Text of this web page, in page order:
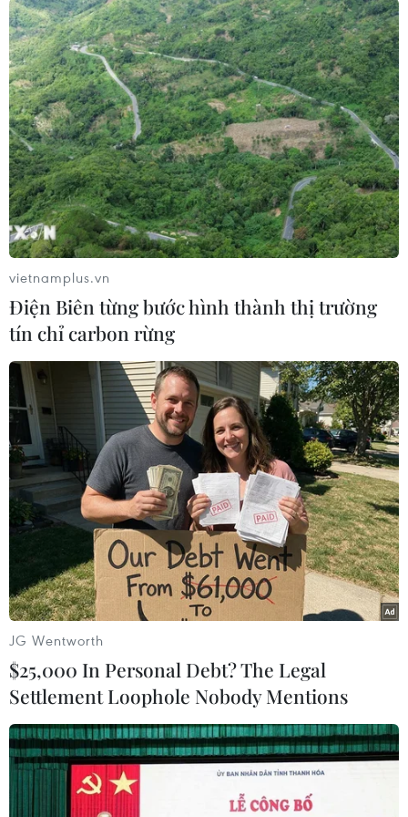
thuộc Kakao - và “người khổng lồ” đóng tàu
Hyundai Heavy Industries dự kiến mỗi công ty
sẽ huy động được ít nhất 1.000 tỷ won thông
qua việc niêm yết cổ phiếu trên sàn chứng
khoán KOSPI vào cuối năm nay./.
(TTXVN/Vietnam+)
#IPO #niêm yết cổ phiếu
#thanh khoản
#nhà đầu tư
#sàn chứng khoán Hàn Quốc
Theo dõi VietnamPlus
TIN LIÊN QUAN
vietnamplus.vn
Điện Biên từng bước hình thành thị trường
tín chỉ carbon rừng
JG Wentworth
$25,000 In Personal Debt? The Legal
Settlement Loophole Nobody Mentions